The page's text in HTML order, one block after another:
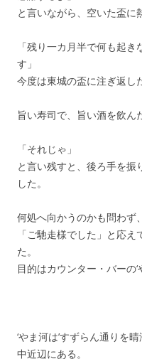
と言いながら、空いた盃に
「残り一カ月半で何も起
す」
今度は東城の盃に注ぎ返し
旨い寿司で、旨い酒を飲ん
「それじゃ」
と言い残すと、後ろ手を振
した。
何処へ向かうのかも問わず、
「ご馳走様でした」と応
た。
目的はカウンター・バーの‘
‘やま河は’すずらん通りを
中近辺にある。